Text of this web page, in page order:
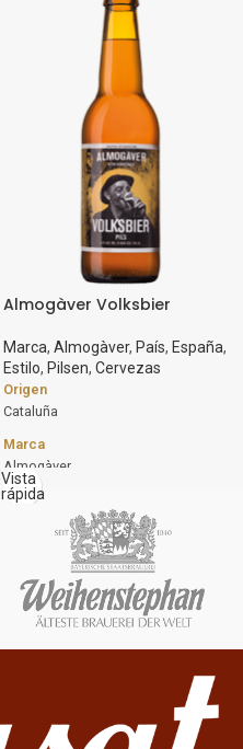
Almogàver Volksbier
Marca, Almogàver, País, España,
Estilo, Pilsen, Cervezas
Origen
Cataluña
Marca
Almogàver
Estilo
Graduación Alcohólica
5,4%
Cerveza de estilo pils. Cerveza del
pueblo y para el pueblo. De baja
fermentación, con un mínimo de 60
días de maduración a 0ºC. Compleja,
equilibrada entre la malta y el lúpulo,
Vista
rápida